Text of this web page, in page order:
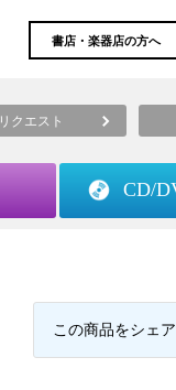
書店・楽器店の方へ
リクエスト
CD/
この商品をシェ